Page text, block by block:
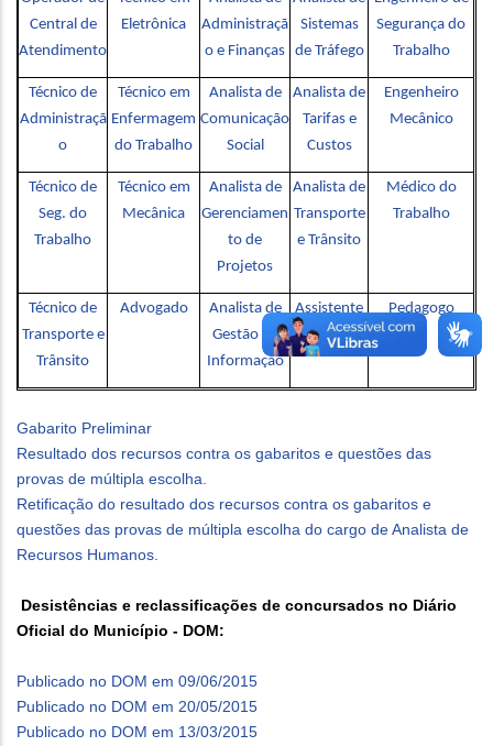
Central de
Atendimento
Eletrônica
Administraçã
o e Finanças
Sistemas
de Tráfego
Segurança do
Trabalho
Técnico de
Administraçã
o
Técnico em
Enfermagem
do Trabalho
Analista de
Comunicação
Social
Analista de
Tarifas e
Custos
Engenheiro
Mecânico
Técnico de
Seg. do
Trabalho
Técnico em
Mecânica
Analista de
Gerenciamen
to de
Projetos
Analista de
Transporte
e Trânsito
Médico do
Trabalho
Técnico de
Transporte e
Trânsito
Advogado
Analista de
Gestão da
Informação
Assistente
Social
Pedagogo
Gabarito Preliminar
Resultado dos recursos contra os gabaritos e questões das
provas de múltipla escolha.
Retificação do resultado dos recursos contra os gabaritos e
questões das provas de múltipla escolha do cargo de Analista de
Recursos Humanos.
Desistências e reclassificações de concursados no Diário
Oficial do Município - DOM:
Publicado no DOM em 09/06/2015
Publicado no DOM em 20/05/2015
Publicado no DOM em 13/03/2015